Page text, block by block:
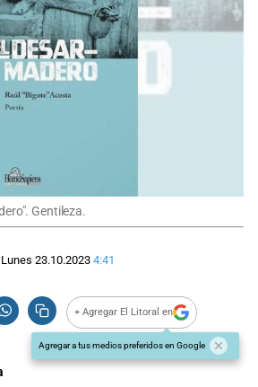
Gentileza.
Lunes 23.10.2023 4:41
+ Agregar El Litoral en
Agregar a tus medios preferidos en Google